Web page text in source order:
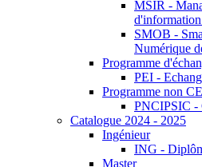
MSIR -
SMOB -
Numérique
Programme
PEI -
Programme non
PNCIPSIC -
Catalogue 2024 - 2025
Ingénieur
ING -
Master